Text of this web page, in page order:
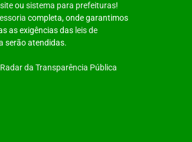
ou sistema para prefeituras!
completa, onde garantimos
as exigências das leis de
serão atendidas.
Radar da Transparência Pública